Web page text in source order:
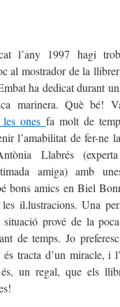
l’any 1997 hagi
al mostrador de la
ha dedicat durant
marinera. Què bé!
ones fa molt de
l’amabilitat de fer-ne
Llabrés (experta
amiga) amb
bons amics en Biel
il.lustracions. Una
prové de la
de temps. Jo
tracta d’un miracle, i
un regal, que els